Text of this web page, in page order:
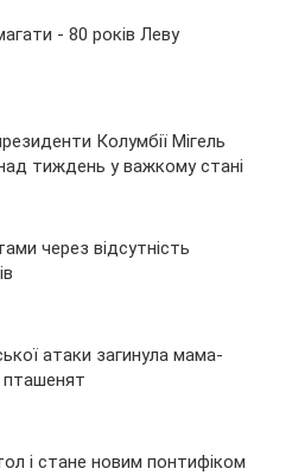
- 80 років Леву
Колумбії Мігель
тиждень у важкому стані
через відсутність
атаки загинула мама-
і стане новим понтифіком